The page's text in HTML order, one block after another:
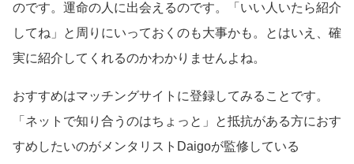
のです。運命の人に出会えるのです。「いい人いたら紹介
してね」と周りにいっておくのも大事かも。とはいえ、確
実に紹介してくれるのかわかりませんよね。
おすすめはマッチングサイトに登録してみることです。
「ネットで知り合うのはちょっと」と抵抗がある方におす
すめしたいのがメンタリストDaigoが監修している